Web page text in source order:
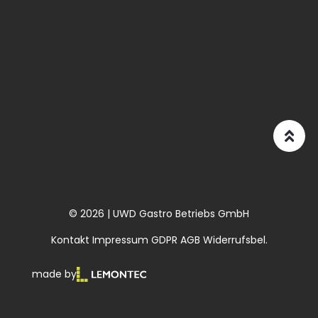
© 2026 | UWD Gastro Betriebs GmbH
Kontakt Impressum GDPR AGB Widerrufsbel.
made by